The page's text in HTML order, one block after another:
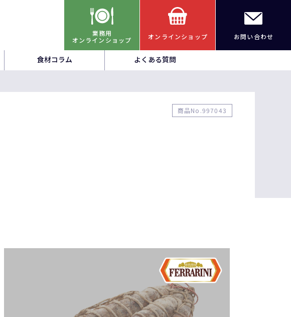
業務用
オンラインショップ
オンラインショップ お問い合わせ
食材コラム よくある質問
商品No.997043